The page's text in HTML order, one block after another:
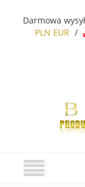
Darmowa
PLN EUR /